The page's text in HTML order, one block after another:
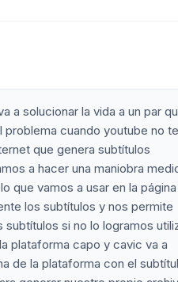
a solucionar la vida a un par
cuando youtube no te
que genera subtítulos
a hacer una maniobra
que vamos a usar en la página
los subtítulos y nos permite
si no lo logramos
plataforma capo y cavic va a
de la plataforma con el